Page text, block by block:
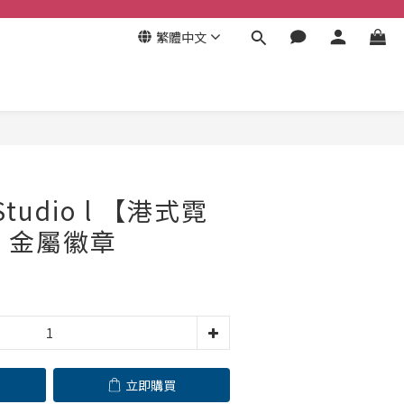
繁體中文
l 【港式霓
屬徽章
立即購買